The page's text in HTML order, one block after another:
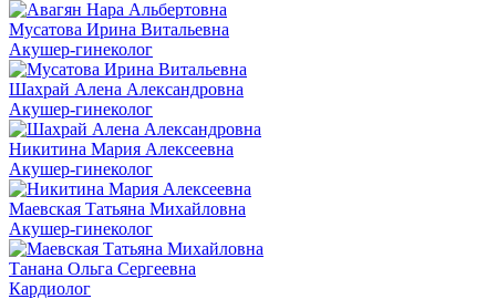
Мусатова Ирина Витальевна
Акушер-гинеколог
Шахрай Алена Александровна
Акушер-гинеколог
Никитина Мария Алексеевна
Акушер-гинеколог
Маевская Татьяна Михайловна
Акушер-гинеколог
Танана Ольга Сергеевна
Кардиолог